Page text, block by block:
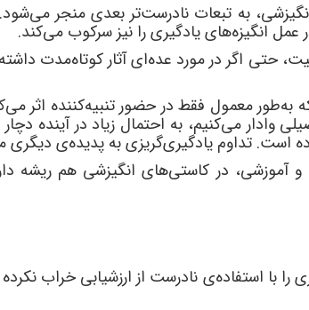
به تبعات نادرستتر بعدی منجر می
عمل انگیزههای یادگیری را نیز سرکوب میکند.
حتی اگر در مورد عدهای آثار کوتاهمدت داشته
بهطور معمول فقط در حضور تنبیهکننده اثر می
وادار میکنیم، به احتمال زیاد در آینده
است. تداوم یادگیریگریزی به پدیدهی دیگری
و آموزشی، در کاستیهای انگیزشی هم ریشه
را با استفادهی نادرست از ارزشیابی خراب